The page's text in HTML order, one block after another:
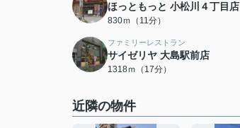
ほっともっと 小松川４丁目店
830ｍ（11分）
ファミリーレストラン
サイゼリヤ 大島駅前店
1318ｍ（17分）
近隣の物件